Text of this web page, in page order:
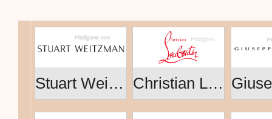
Stuart Weitzman思缇韦曼 Christian Louboutin路铂廷